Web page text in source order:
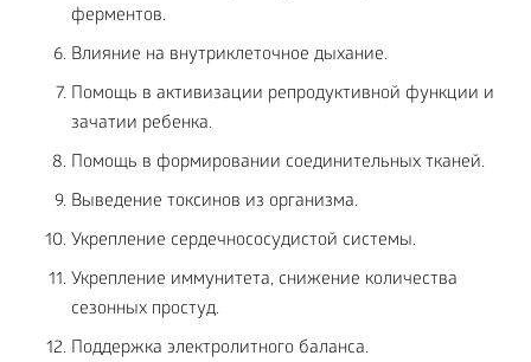
ферментов.
Влияние на внутриклеточное дыхание.
Помощь в активизации репродуктивной функции и
зачатии ребенка.
Помощь в формировании соединительных тканей.
Выведение токсинов из организма.
Укрепление сердечнососудистой системы.
Укрепление иммунитета, снижение количества
сезонных простуд.
Поддержка электролитного баланса.